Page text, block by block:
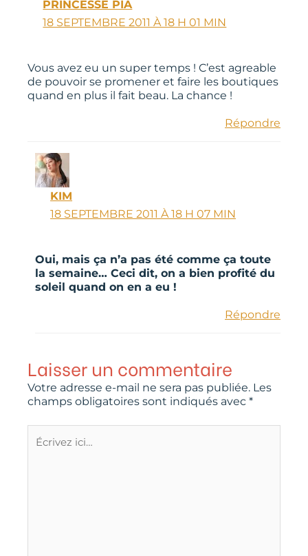
PRINCESSE PIA
18 SEPTEMBRE 2011 À 18 H 01 MIN
Vous avez eu un super temps ! C’est agreable
de pouvoir se promener et faire les boutiques
quand en plus il fait beau. La chance !
Répondre
KIM
18 SEPTEMBRE 2011 À 18 H 07 MIN
Oui, mais ça n’a pas été comme ça toute
la semaine… Ceci dit, on a bien profité du
soleil quand on en a eu !
Répondre
Laisser un commentaire
Votre adresse e-mail ne sera pas publiée. Les
champs obligatoires sont indiqués avec *
ici…